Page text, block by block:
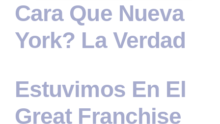
Cara Que Nueva
York? La Verdad
Estuvimos En El
Great Franchise